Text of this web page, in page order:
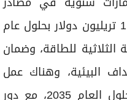
الطاقة تصل إلى ما يقارب 1.5 تريليون دولار بحلول عام
الثلاثية للطاقة، وضمان
البيئية، وهناك عمل
كثير ينبغي القيام به قبل حلول العام 2035، مع دور